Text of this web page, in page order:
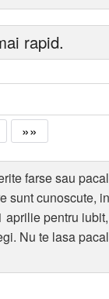
rapid.
»»
farse sau
sunt cunoscute,
pentru
Nu te lasa